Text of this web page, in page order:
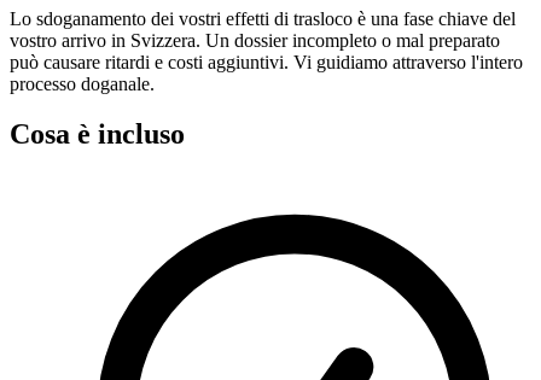
Lo sdoganamento dei vostri effetti di trasloco è una fase chiave del
vostro arrivo in Svizzera. Un dossier incompleto o mal preparato
può causare ritardi e costi aggiuntivi. Vi guidiamo attraverso l'intero
processo doganale.
Cosa è incluso